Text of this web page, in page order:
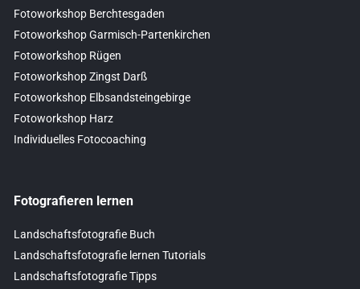
Fotoworkshop Berchtesgaden
Fotoworkshop Garmisch-Partenkirchen
Fotoworkshop Rügen
Fotoworkshop Zingst Darß
Fotoworkshop Elbsandsteingebirge
Fotoworkshop Harz
Individuelles Fotocoaching
Fotografieren lernen
Landschaftsfotografie Buch
Landschaftsfotografie lernen Tutorials
Landschaftsfotografie Tipps